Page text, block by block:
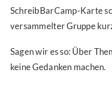
SchreibBarCamp-Karte
versammelter Gruppe
Sagen wir es so: Über
keine Gedanken machen.